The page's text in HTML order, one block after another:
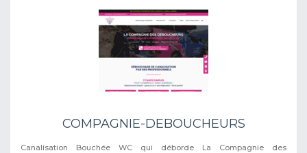
COMPAGNIE-DEBOUCHEURS
Canalisation Bouchée WC qui déborde La Compagnie des